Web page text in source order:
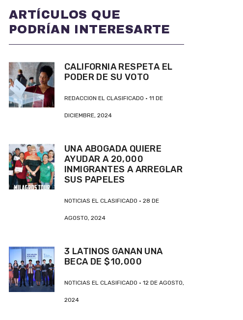
ARTÍCULOS QUE
PODRÍAN INTERESARTE
CALIFORNIA RESPETA EL
PODER DE SU VOTO
REDACCION EL CLASIFICADO 11 DE
DICIEMBRE, 2024
UNA ABOGADA QUIERE
AYUDAR A 20,000
INMIGRANTES A ARREGLAR
SUS PAPELES
NOTICIAS EL CLASIFICADO 28 DE
AGOSTO, 2024
3 LATINOS GANAN UNA
BECA DE $10,000
NOTICIAS EL CLASIFICADO 12 DE AGOSTO,
2024